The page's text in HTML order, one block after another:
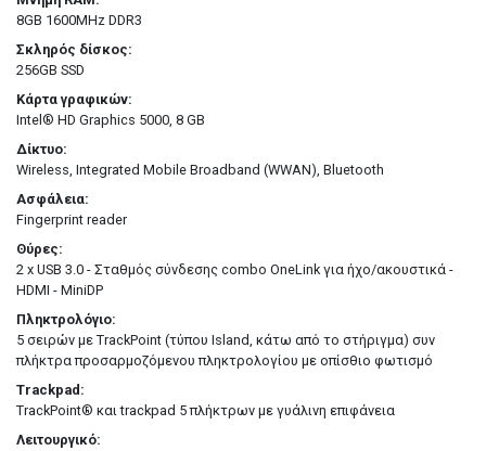
8GB 1600MHz DDR3
Σκληρός δίσκος:
256GB SSD
Κάρτα γραφικών:
Intel® HD Graphics 5000, 8 GB
Δίκτυο:
Wireless, Integrated Mobile Broadband (WWAN), Bluetooth
Ασφάλεια:
Fingerprint reader
Θύρες:
2 x USB 3.0 - Σταθμός σύνδεσης combo OneLink για ήχο/ακουστικά -
HDMI - MiniDP
Πληκτρολόγιο:
5 σειρών με TrackPoint (τύπου Island, κάτω από το στήριγμα) συν
πλήκτρα προσαρμοζόμενου πληκτρολογίου με οπίσθιο φωτισμό
Trackpad:
TrackPoint® και trackpad 5 πλήκτρων με γυάλινη επιφάνεια
Λειτουργικό: